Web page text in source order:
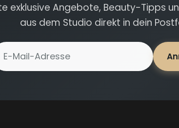
exklusive Angebote, Beauty-Tipps
aus dem Studio direkt in dein
Adresse für Newsletter